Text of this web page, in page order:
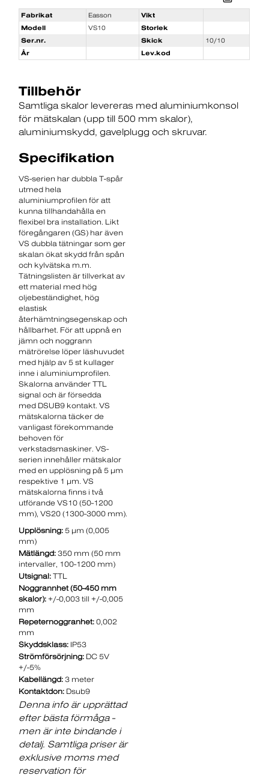
Fabrikat Easson
Vikt
Modell
VS10
Storlek
Ser.nr.
Skick
10/10
År
Lev.kod
Tillbehör
Samtliga skalor levereras med aluminiumkonsol
för mätskalan (upp till 500 mm skalor)
aluminiumskydd gavelplugg och skruvar.
Specifikation
VS-serien har dubbla T-spår
utmed hela
aluminiumprofilen för att
kunna tillhandahålla en
flexibel bra installation. Likt
föregångaren (GS) har även
VS dubbla tätningar som ger
skalan ökat skydd från spån
och kylvätska m.m.
Tätningslisten är tillverkat av
ett material med hög
oljebeständighet, hög
elastisk
återhämtningsegenskap och
hållbarhet. För att uppnå en
jämn och noggrann
mätrörelse löper läshuvudet
med hjälp av 5 st kullager
inne i aluminiumprofilen.
Skalorna använder TTL
signal och är försedda
med DSUB9 kontakt. VS
mätskalorna täcker de
vanligast förekommande
behoven för
verkstadsmaskiner. VS-
serien innehåller mätskalor
med en upplösning på 5 µm
respektive 1 µm. VS
mätskalorna finns i två
utförande VS10 (50-1200
mm), VS20 (1300-3000 mm).
Upplösning: 5 µm (0,005
mm)
Mätlängd: 350 mm (50 mm
intervaller, 100-1200 mm)
Utsignal: TTL
Noggrannhet (50-450 mm
skalor): +/-0,003 till +/-0,005
mm
Repeternoggranhet: 0,002
mm
Skyddsklass: IP53
Strömförsörjning: DC 5V
+/-5%
Kabellängd: 3 meter
Kontaktdon: Dsub9
Denna info är upprättad
efter bästa förmåga -
men är inte bindande i
detalj. Samtliga priser är
exklusive moms med
reservation för